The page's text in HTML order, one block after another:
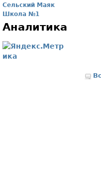
Сельский Маяк
Школа №1
Аналитика